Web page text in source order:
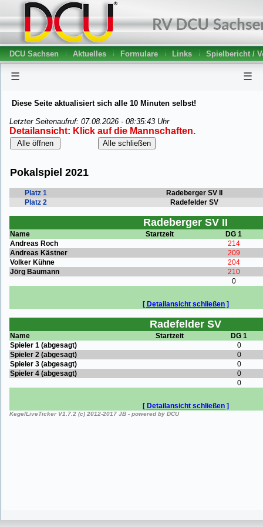
DCU Sachsen Aktuelles Formulare Links Spielbericht /
☰ ☰